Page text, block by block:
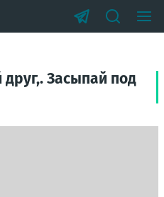
Засыпай под